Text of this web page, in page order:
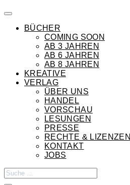
BÜCHER
COMING SOON
AB 3 JAHREN
AB 6 JAHREN
AB 8 JAHREN
KREATIVE
VERLAG
ÜBER UNS
HANDEL
VORSCHAU
LESUNGEN
PRESSE
RECHTE & LIZENZEN
KONTAKT
JOBS